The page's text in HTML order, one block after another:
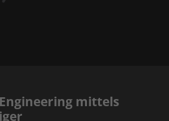
mittels